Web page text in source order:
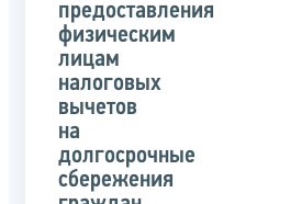
письма
предоставления
физическим
лицам
налоговых
вычетов
на
долгосрочные
сбережения